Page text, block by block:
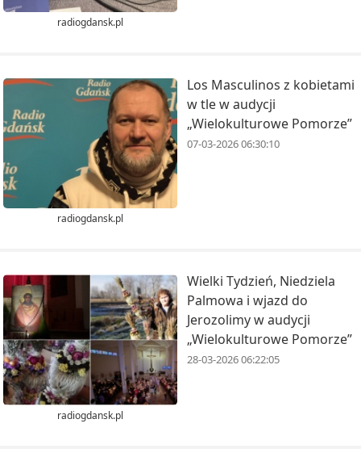
radiogdansk.pl
radiogdansk.pl
Los Masculinos z kobietami
w tle w audycji
„Wielokulturowe Pomorze”
07-03-2026 06:30:10
radiogdansk.pl
Wielki Tydzień, Niedziela
Palmowa i wjazd do
Jerozolimy w audycji
„Wielokulturowe Pomorze”
28-03-2026 06:22:05